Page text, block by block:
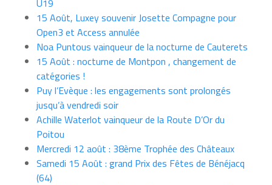
U19
15 Août, Luxey souvenir Josette Compagne pour
Open3 et Access annulée
Noa Puntous vainqueur de la nocturne de Cauterets
15 Août : nocturne de Montpon , changement de
catégories !
Puy l’Evèque : les engagements sont prolongés
jusqu’à vendredi soir
Achille Waterlot vainqueur de la Route D’Or du
Poitou
Mercredi 12 août : 38ème Trophée des Châteaux
Samedi 15 Août : grand Prix des Fêtes de Bénéjacq
(64)